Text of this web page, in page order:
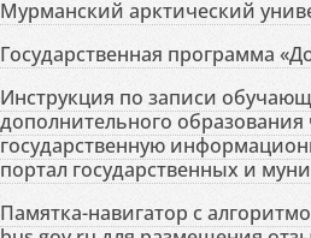
Мурманский арктический
Государственная программа
Инструкция по записи
дополнительного
государственную
портал государственных и
Памятка-навигатор с